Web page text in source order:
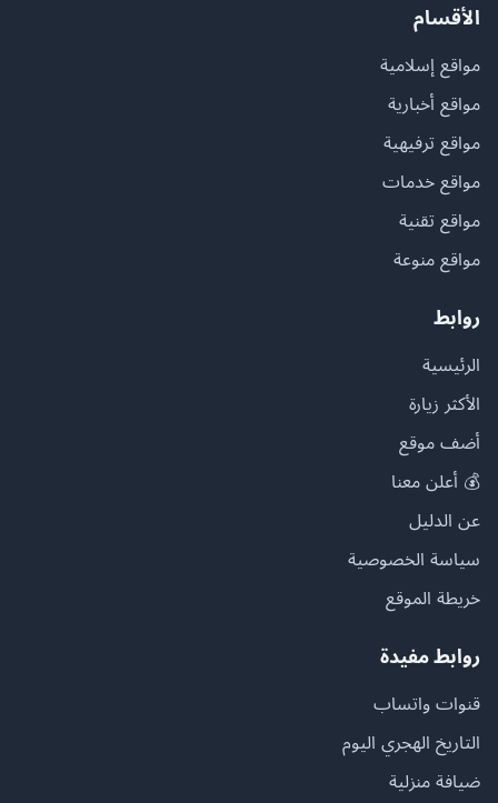
الأقسام
مواقع إسلامية
مواقع أخبارية
مواقع ترفيهية
مواقع خدمات
مواقع تقنية
مواقع منوعة
روابط
الرئيسية
الأكثر زيارة
أضف موقع
💰 أعلن معنا
عن الدليل
سياسة الخصوصية
خريطة الموقع
روابط مفيدة
قنوات واتساب
التاريخ الهجري اليوم
ضيافة منزلية